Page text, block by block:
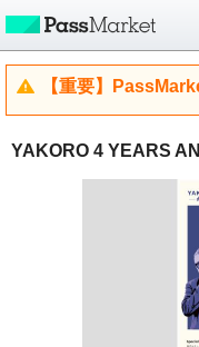
【重要】
YAKORO 4 YEARS